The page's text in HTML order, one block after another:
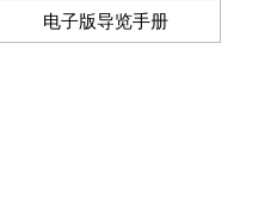
购票
电子版导览手册